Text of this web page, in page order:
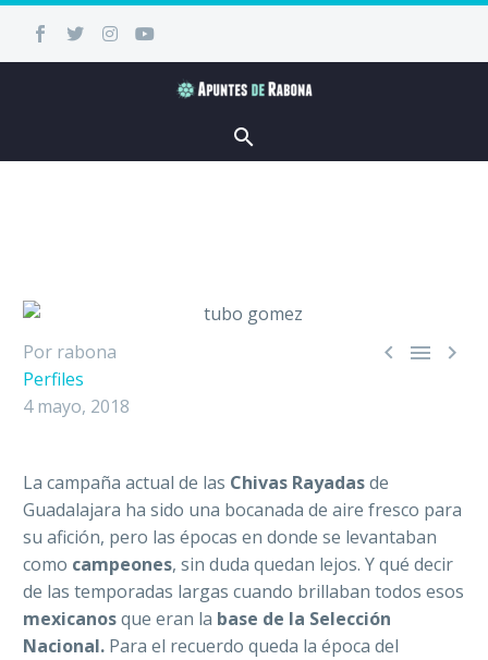
  
Por rabona
Perfiles
4 mayo, 2018
La campaña actual de las Chivas Rayadasde
Guadalajara ha sido una bocanada de aire fresco para
su afición, pero las épocas en donde se levantaban
como campeones, sin duda quedan lejos. Y qué decir
de las temporadas largas cuando brillaban todos esos
mexicanosque eran la base de la Selección
Nacional. Para el recuerdo queda la época del